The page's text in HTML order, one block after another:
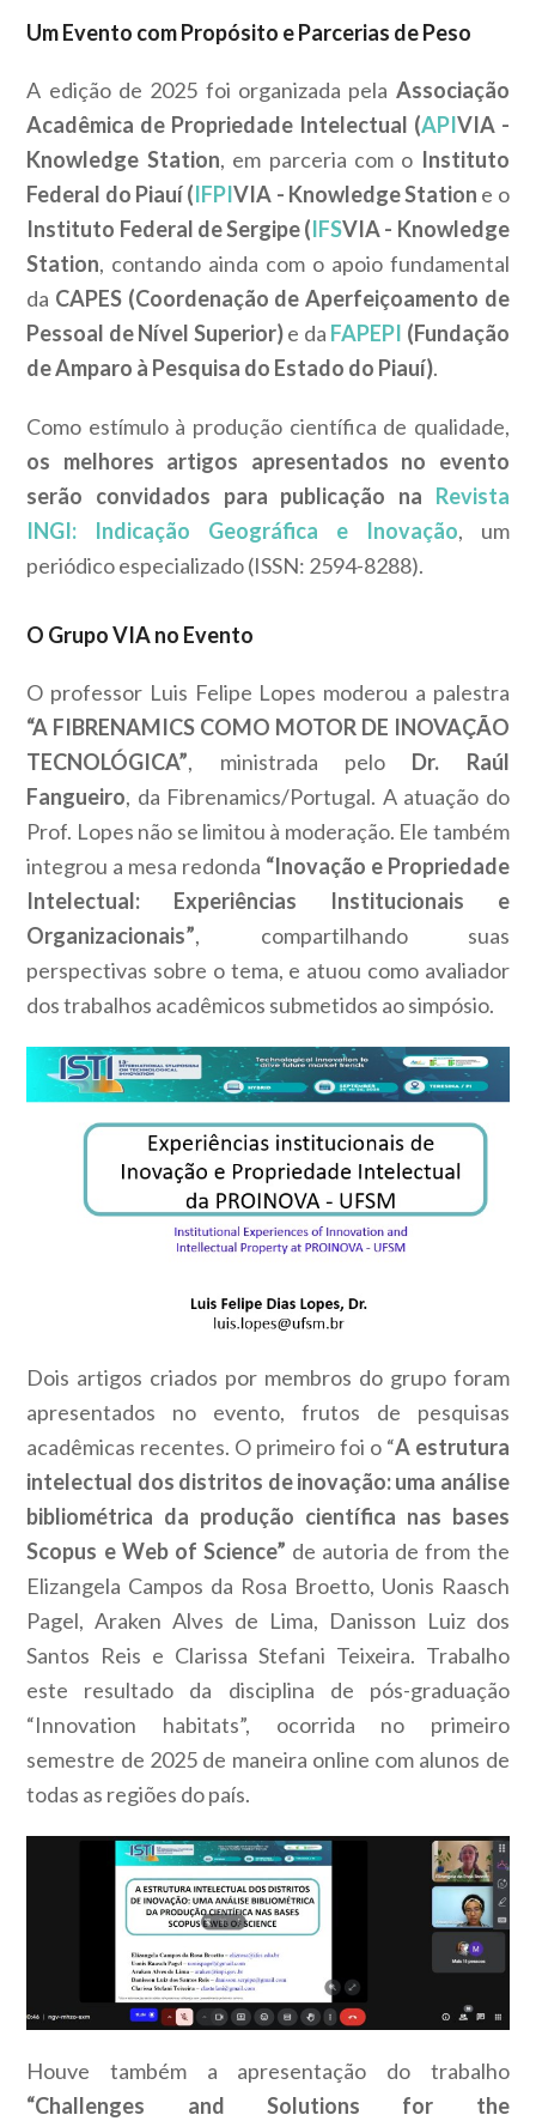
Um Evento com Propósito e Parcerias de Peso
A edição de 2025 foi organizada pela Associação
Acadêmica de Propriedade Intelectual (APIVIA -
Knowledge Station, em parceria com o Instituto
Federal do Piauí (IFPIVIA - Knowledge Station e o
Instituto Federal de Sergipe (IFSVIA - Knowledge
Station, contando ainda com o apoio fundamental
da CAPES (Coordenação de Aperfeiçoamento de
Pessoal de Nível Superior)e da FAPEPI (Fundação
de Amparo à Pesquisa do Estado do Piauí).
Como estímulo à produção científica de qualidade,
os melhores artigos apresentados no evento
serão convidados para publicação na Revista
INGI: Indicação Geográfica e Inovação, um
periódico especializado (ISSN: 2594-8288).
O Grupo VIA no Evento
O professor Luis Felipe Lopes moderou a palestra
“A FIBRENAMICS COMO MOTOR DE INOVAÇÃO
TECNOLÓGICA”, ministrada pelo Dr. Raúl
Fangueiro, da Fibrenamics/Portugal. A atuação do
Prof. Lopes não se limitou à moderação. Ele também
integrou a mesa redonda “Inovação e Propriedade
Intelectual: Experiências Institucionais e
Organizacionais”, compartilhando suas
perspectivas sobre o tema, e atuou como avaliador
dos trabalhos acadêmicos submetidos ao simpósio.
Dois artigos criados por membros do grupo foram
apresentados no evento, frutos de pesquisas
acadêmicas recentes. O primeiro foi o “A estrutura
intelectual dos distritos de inovação: uma análise
bibliométrica da produção científica nas bases
Scopus e Web of Science” de autoria defrom the
Elizangela Campos da Rosa Broetto, Uonis Raasch
Pagel, Araken Alves de Lima, Danisson Luiz dos
Santos Reis e Clarissa Stefani Teixeira. Trabalho
este resultado da disciplina de pós-graduação
“Innovation habitats”, ocorrida no primeiro
semestre de 2025 de maneira online com alunos de
todas as regiões do país.
Houve também a apresentação do trabalho
“Challenges and Solutions for the